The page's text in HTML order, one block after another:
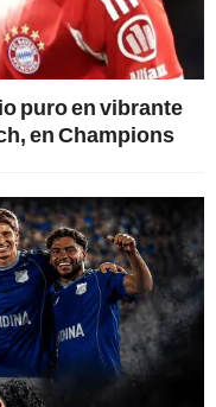
puro en vibrante
en Champions